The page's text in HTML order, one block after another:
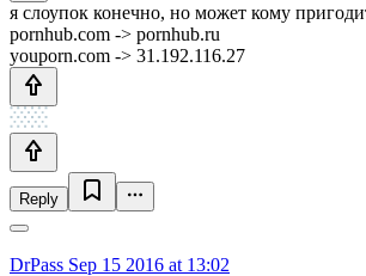
я слоупок конечно, но может кому
pornhub.com -> pornhub.ru
youporn.com -> 31.192.116.27
Reply
DrPass Sep 15 2016 at 13:02